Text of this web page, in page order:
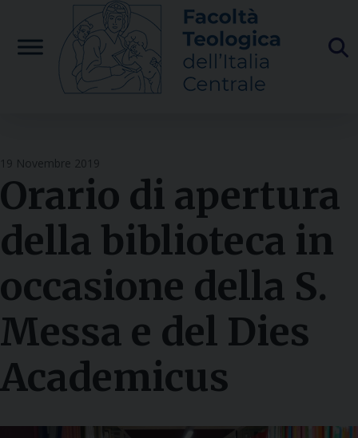
content
19 Novembre 2019
Orario di apertura
della biblioteca in
occasione della S.
Messa e del Dies
Academicus